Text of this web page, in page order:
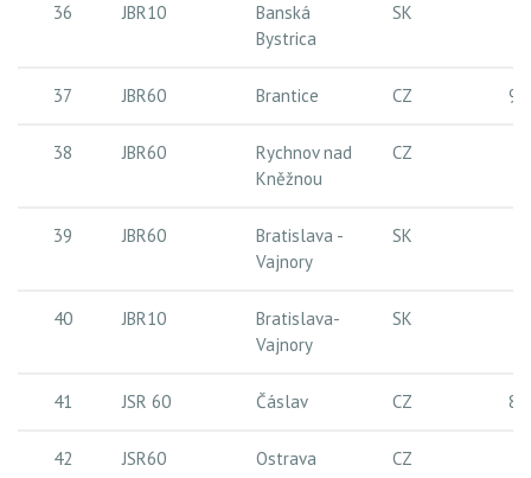
36 JBR10
Banská
Bystrica
SK
37 JBR60 Brantice CZ
38 JBR60
Rychnov nad
Kněžnou
CZ
39 JBR60
Bratislava -
Vajnory
SK
40 JBR10
Bratislava-
Vajnory
SK
41 JSR 60 Čáslav CZ
42 JSR60 Ostrava CZ